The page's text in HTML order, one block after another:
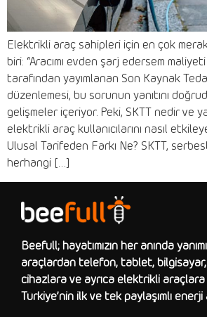
Elektrikli araç sahipleri için en çok
biri: “Aracımı evden şarj edersem
tarafından yayımlanan Son Kaynak
düzenlemesi, bu sorunun yanıtını
gelişmeler içeriyor. Peki, SKTT nedir ve
elektrikli araç kullanıcılarını nasıl
Ulusal Tarifeden Farkı Ne? SKTT,
herhangi […]
Beefull; hayatımızın her anında
araçlardan telefon, tablet, bilgisayar,
cihazlara ve ayrıca elektrikli
Türkiye’nin ilk ve tek paylaşımlı